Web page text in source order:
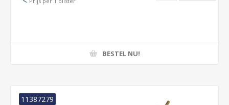
BESTEL NU!
11387279